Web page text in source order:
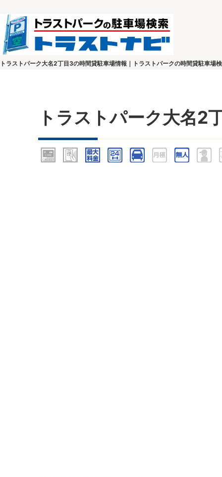
トラストパーク大名2丁目3の時間貸駐車場情報｜トラストパークの時間貸駐車場
トラストパーク大名2